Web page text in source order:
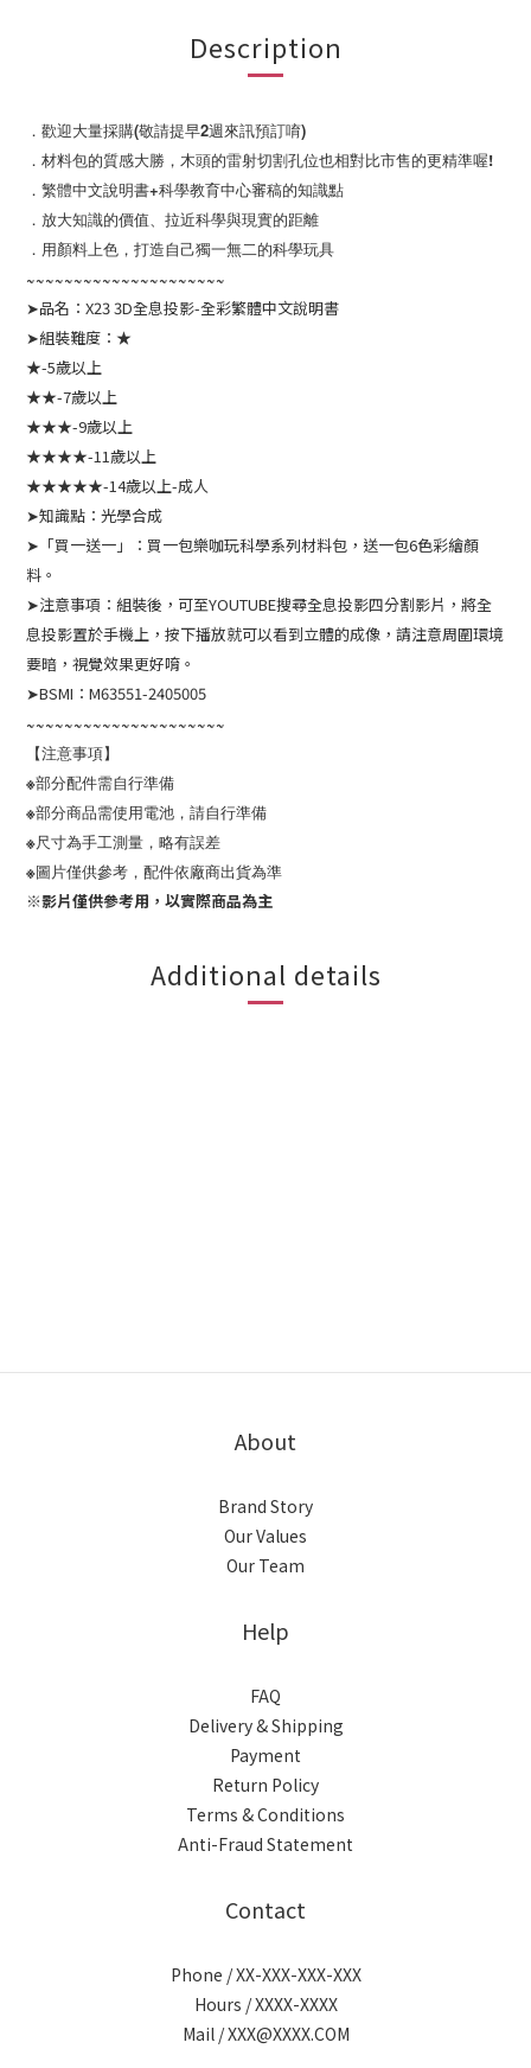
Description
．歡迎大量採購(敬請提早2週來訊預訂唷)
．材料包的質感大勝，木頭的雷射切割孔位也相對比市售的更精準喔!
．繁體中文說明書+科學教育中心審稿的知識點
．放大知識的價值、拉近科學與現實的距離
．用顏料上色，打造自己獨一無二的科學玩具
~~~~~~~~~~~~~~~~~~~~~
➤品名：X23 3D全息投影-全彩繁體中文說明書
➤組裝難度：★
★-5歲以上
★★-7歲以上
★★★-9歲以上
★★★★-11歲以上
★★★★★-14歲以上-成人
➤知識點：光學合成
➤「買一送一」：買一包樂咖玩科學系列材料包，送一包6色彩繪顏
料。
➤注意事項：組裝後，可至YOUTUBE搜尋全息投影四分割影片，將全
息投影置於手機上，按下播放就可以看到立體的成像，請注意周圍環境
要暗，視覺效果更好唷。
➤BSMI：M63551-2405005
~~~~~~~~~~~~~~~~~~~~~
【注意事項】
※部分配件需自行準備
※部分商品需使用電池，請自行準備
※尺寸為手工測量，略有誤差
※圖片僅供參考，配件依廠商出貨為準
※影片僅供參考用，以實際商品為主
Additional details
About
Brand Story
Our Values
Our Team
Help
FAQ
Delivery & Shipping
Payment
Return Policy
Terms & Conditions
Anti-Fraud Statement
Contact
Phone / XX-XXX-XXX-XXX
Hours / XXXX-XXXX
Mail / XXX@XXXX.COM